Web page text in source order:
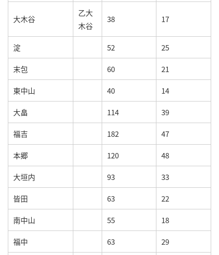
大木谷
乙大
木谷
38 17
淀 52 25
末包 60 21
東中山 40 14
大畠 114 39
福吉 182 47
本郷 120 48
大垣内 93 33
皆田 63 22
南中山 55 18
福中 63 29